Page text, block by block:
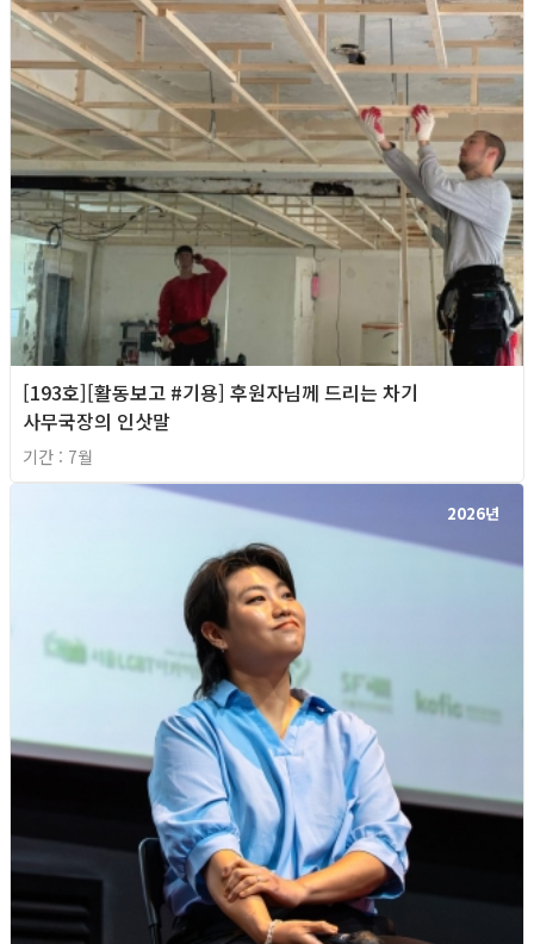
[193호][활동보고 #기용] 후원자님께 드리는 차기
사무국장의 인삿말
기간 : 7월
2026년